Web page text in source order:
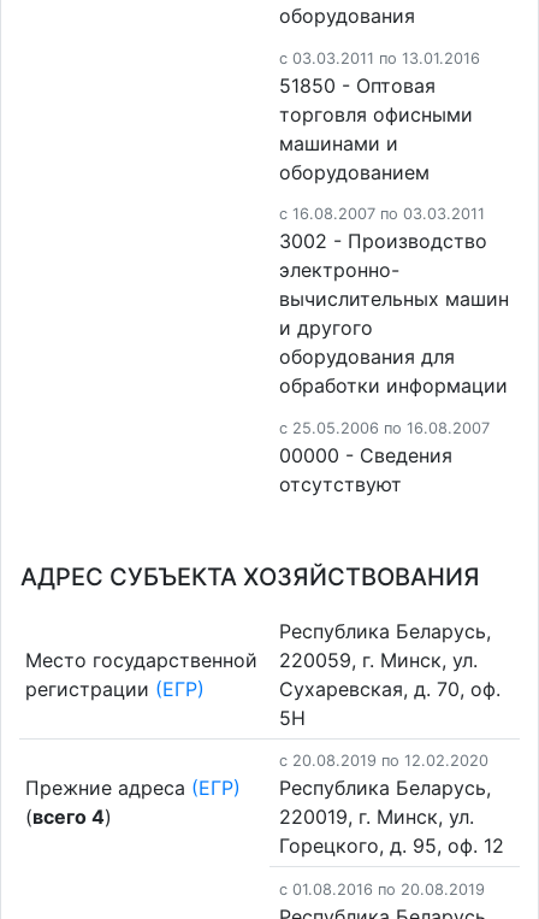
оборудования
c 03.03.2011 по 13.01.2016
51850 - Оптовая
торговля офисными
машинами и
оборудованием
c 16.08.2007 по 03.03.2011
3002 - Производство
электронно-
вычислительных машин
и другого
оборудования для
обработки информации
c 25.05.2006 по 16.08.2007
00000 - Cведения
отсутствуют
АДРЕС СУБЪЕКТА ХОЗЯЙСТВОВАНИЯ
Место государственной
регистрации (ЕГР)
Республика Беларусь,
220059, г. Минск, ул.
Сухаревская, д. 70, оф.
5Н
Прежние адреса (ЕГР)
(всего 4)
c 20.08.2019 по 12.02.2020
Республика Беларусь,
220019, г. Минск, ул.
Горецкого, д. 95, оф. 12
c 01.08.2016 по 20.08.2019